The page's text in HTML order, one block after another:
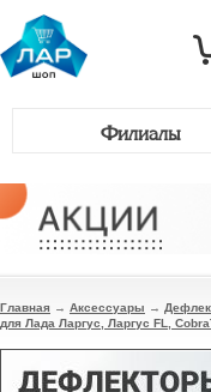
Филиалы
Главная → Аксессуары →
для Лада Ларгус, Ларгус FL,